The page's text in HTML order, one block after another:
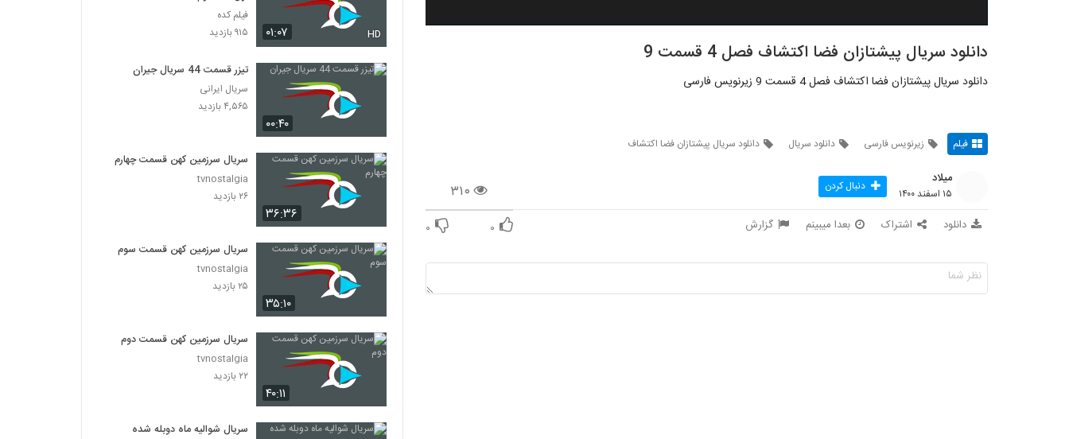
دانلود سریال پیشتازان فضا اکتشاف فصل 4 قسمت 9
دانلود سریال پیشتازان فضا اکتشاف فصل 4 قسمت 9 زیرنویس فارسی
فیلم زیرنویس فارسی دانلود سریال دانلود سریال پیشتازان فضا اکتشاف
۳۱۰
میلاد
۱۵ اسفند ۱۴۰۰ دنبال کردن
دانلود اشتراک بعدا میبینم گزارش ۰ ۰
۰۱:۰۷ HD
فیلم کده
۹۱۵ بازدید
۰۰:۴۰
تیزر قسمت 44 سریال جیران
سریال ایرانی
۴,۵۶۵ بازدید
۳۶:۳۶
سریال سرزمین کهن قسمت چهارم
tvnostalgia
۲۶ بازدید
۳۵:۱۰
سریال سرزمین کهن قسمت سوم
tvnostalgia
۲۵ بازدید
۴۰:۱۱
سریال سرزمین کهن قسمت دوم
tvnostalgia
۲۲ بازدید
سریال شوالیه ماه دوبله شده